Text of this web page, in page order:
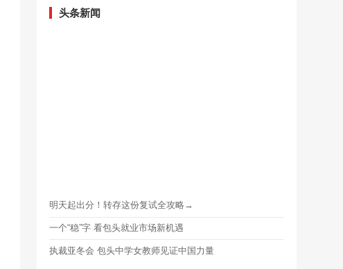
头条新闻
明天起出分！转存这份复试全攻略→
一个“稳”字 看包头就业市场新机遇
执裁亚冬会 包头中学女教师见证中国力量